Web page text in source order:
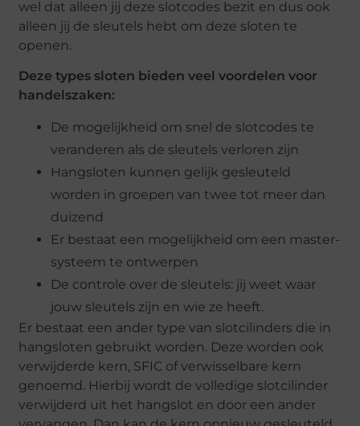
wel dat alleen jij deze slotcodes bezit en dus ook
alleen jij de sleutels hebt om deze sloten te
openen.
Deze types sloten bieden veel voordelen voor
handelszaken:
De mogelijkheid om snel de slotcodes te
veranderen als de sleutels verloren zijn
Hangsloten kunnen gelijk gesleuteld
worden in groepen van twee tot meer dan
duizend
Er bestaat een mogelijkheid om een master-
systeem te ontwerpen
De controle over de sleutels: jij weet waar
jouw sleutels zijn en wie ze heeft.
Er bestaat een ander type van slotcilinders die in
hangsloten gebruikt worden. Deze worden ook
verwijderde kern, SFIC of verwisselbare kern
genoemd. Hierbij wordt de volledige slotcilinder
verwijderd uit het hangslot en door een ander